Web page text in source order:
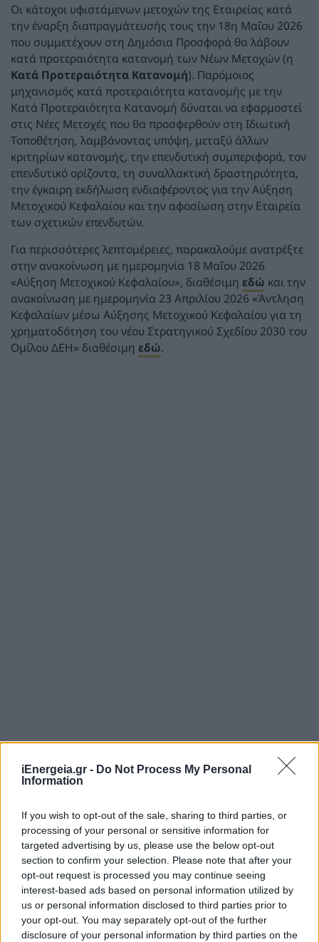
iEnergeia.gr - Do Not Process My Personal
Information
If you wish to opt-out of the sale, sharing to third parties, or
processing of your personal or sensitive information for
targeted advertising by us, please use the below opt-out
section to confirm your selection. Please note that after your
opt-out request is processed you may continue seeing
interest-based ads based on personal information utilized by
us or personal information disclosed to third parties prior to
your opt-out. You may separately opt-out of the further
disclosure of your personal information by third parties on the
Οι κάτοχοι υφιστάμενων μετοχών της Εταιρείας κατά
την έναρξη διαπραγμάτευσής τους την 18η Μαΐου 2026
που συμμετέχουν στη Δημόσια Προσφορά θα λάβουν
κατά προτεραιότητα κατανομή των Νέων Μετοχών (η
Κατά Προτεραιότητα Κατανομή). Παρόμοιος
μηχανισμός κατά προτεραιότητα κατανομής με την
Κατά Προτεραιότητα Κατανομή δύναται να εφαρμοστεί
στις Νέες Μετοχές που θα προσφερθούν στη Ιδιωτική
Τοποθέτηση, λαμβάνοντας υπόψη, μεταξύ άλλων
κριτηρίων κατανομής, την επενδυτική συμπεριφορά, τον
επενδυτικό ορίζοντα, τη συναλλακτική δραστηριότητα,
την έγκαιρη εκδήλωση ενδιαφέροντος για την Αύξηση
Μετοχικού Κεφαλαίου και την αφοσίωση στην Εταιρεία
των σχετικών επενδυτών.
Για περισσότερες λεπτομέρειες, παρακαλούμε ανατρέξτε
στην ανακοίνωση με ημερομηνία 18 Μαΐου 2026
«Αύξηση Μετοχικού Κεφαλαίου», διαθέσιμη εδώ και την
ανακοίνωση με ημερομηνία 23 Απριλίου 2026 «Άντληση
Κεφαλαίων μέσω Αύξησης Μετοχικού Κεφαλαίου για τη
χρηματοδότηση του νέου Στρατηγικού Σχεδίου 2030 του
Ομίλου ΔΕΗ» διαθέσιμη εδώ.
Πρόσθεσε το iEnergeia
στα αγαπημένα σου στη
ΔΕΗ ΔΗΜΟΣΙΑ ΠΡΟΣΦΟΡΑ ΑΜΚ